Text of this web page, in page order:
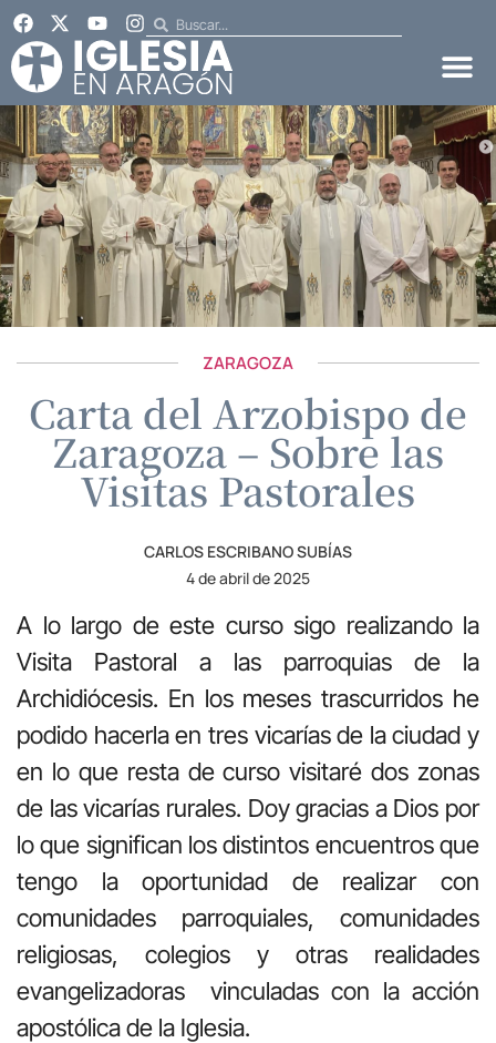
ZARAGOZA
Carta del Arzobispo de
Zaragoza – Sobre las
Visitas Pastorales
CARLOS ESCRIBANO SUBÍAS
4 de abril de 2025
A lo largo de este curso sigo realizando la
Visita Pastoral a las parroquias de la
Archidiócesis. En los meses trascurridos he
podido hacerla en tres vicarías de la ciudad y
en lo que resta de curso visitaré dos zonas
de las vicarías rurales. Doy gracias a Dios por
lo que significan los distintos encuentros que
tengo la oportunidad de realizar con
comunidades parroquiales, comunidades
religiosas, colegios y otras realidades
evangelizadoras vinculadas con la acción
apostólica de la Iglesia.